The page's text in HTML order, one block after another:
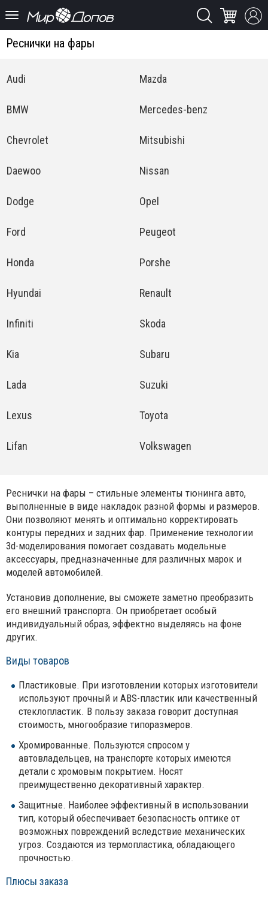
Реснички на фары
Audi
BMW
Chevrolet
Daewoo
Dodge
Ford
Honda
Hyundai
Infiniti
Kia
Lada
Lexus
Lifan
Mazda
Mercedes-benz
Mitsubishi
Nissan
Opel
Peugeot
Porshe
Renault
Skoda
Subaru
Suzuki
Toyota
Volkswagen
Реснички на фары – стильные элементы тюнинга авто,
выполненные в виде накладок разной формы и размеров.
Они позволяют менять и оптимально корректировать
контуры передних и задних фар. Применение технологии
3d-моделирования помогает создавать модельные
аксессуары, предназначенные для различных марок и
моделей автомобилей.
Установив дополнение, вы сможете заметно преобразить
его внешний транспорта. Он приобретает особый
индивидуальный образ, эффектно выделяясь на фоне
других.
Виды товаров
Пластиковые. При изготовлении которых изготовители
используют прочный и ABS-пластик или качественный
стеклопластик. В пользу заказа говорит доступная
стоимость, многообразие типоразмеров.
Хромированные. Пользуются спросом у
автовладельцев, на транспорте которых имеются
детали с хромовым покрытием. Носят
преимущественно декоративный характер.
Защитные. Наиболее эффективный в использовании
тип, который обеспечивает безопасность оптике от
возможных повреждений вследствие механических
угроз. Создаются из термопластика, обладающего
прочностью.
Плюсы заказа